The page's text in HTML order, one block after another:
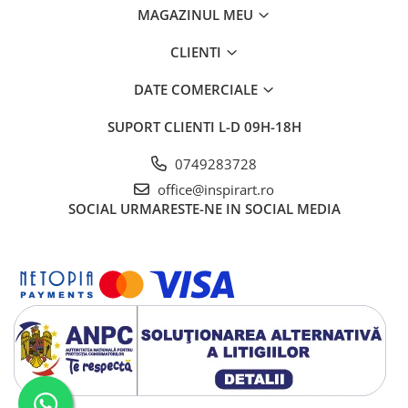
MAGAZINUL MEU
CLIENTI
DATE COMERCIALE
SUPORT CLIENTI L-D 09H-18H
0749283728
office@inspirart.ro
SOCIAL URMARESTE-NE IN SOCIAL MEDIA